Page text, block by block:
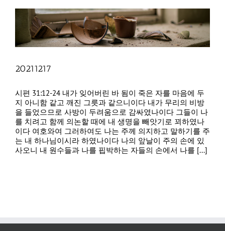
20211217
시편 31:12-24 내가 잊어버린 바 됨이 죽은 자를 마음에 두
지 아니함 같고 깨진 그릇과 같으니이다 내가 무리의 비방
을 들었으므로 사방이 두려움으로 감싸였나이다 그들이 나
를 치려고 함께 의논할 때에 내 생명을 빼앗기로 꾀하였나
이다 여호와여 그러하여도 나는 주께 의지하고 말하기를 주
는 내 하나님이시라 하였나이다 나의 앞날이 주의 손에 있
사오니 내 원수들과 나를 핍박하는 자들의 손에서 나를 [...]